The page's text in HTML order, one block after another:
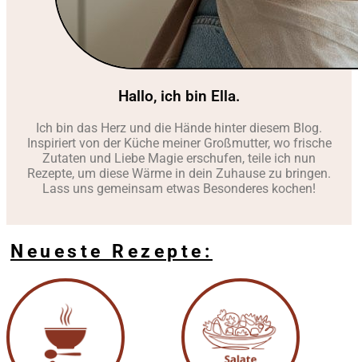
Hallo, ich bin Ella.
Ich bin das Herz und die Hände hinter diesem Blog.
Inspiriert von der Küche meiner Großmutter, wo frische
Zutaten und Liebe Magie erschufen, teile ich nun
Rezepte, um diese Wärme in dein Zuhause zu bringen.
Lass uns gemeinsam etwas Besonderes kochen!
Neueste Rezepte: